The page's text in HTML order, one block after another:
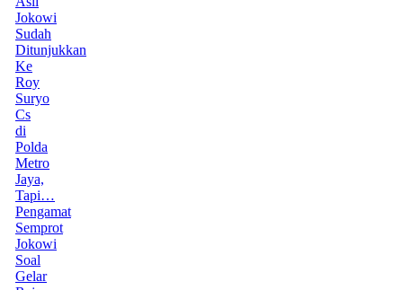
Jokowi
Sudah
Ditunjukkan
Ke
Roy
Suryo
Cs
di
Polda
Metro
Jaya,
Tapi…
Pengamat
Semprot
Jokowi
Soal
Gelar